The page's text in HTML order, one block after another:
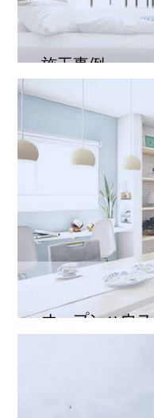
施工事例
オープンハウス